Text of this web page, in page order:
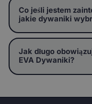
Co jeśli jestem
jakie dywaniki
Jak długo
EVA Dywaniki?